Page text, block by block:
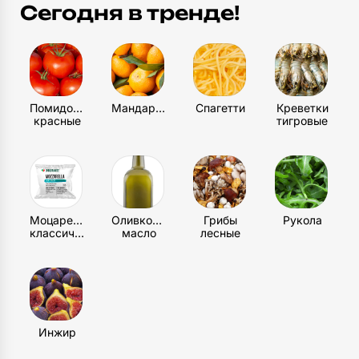
пирогу полностью остыть и только потом
разрежьте на части.
Сегодня в тренде!
Помидоры
красные
Мандарин Спагетти
Креветки
тигровые
Моцарелла
классическая
Оливковое
масло
Грибы
лесные
Рукола
Инжир